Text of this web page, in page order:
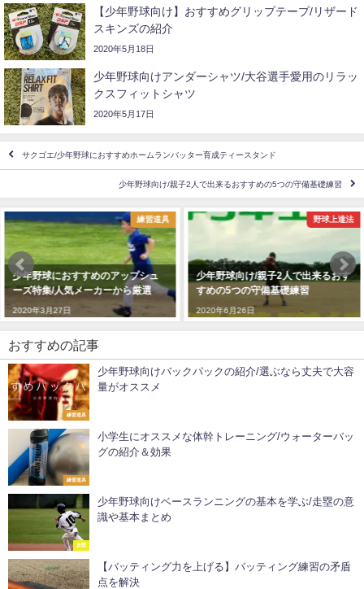
【少年野球向け】おすすめグリップテープ/リザード
スキンズの紹介
2020年5月18日
少年野球向けアンダーシャツ/大谷選手愛用のリラッ
クスフィットシャツ
2020年5月17日
サクゴエ/少年野球におすすめホームランバッター育成ティースタンド
少年野球向け/親子2人で出来るおすすめの5つの守備基礎練習
練習道具
少年野球におすすめのアップシュ
ーズ特集/人気メーカーから厳選
2020年3月27日
野球上達法
少年野球向け/親子2人で出来るおす
すめの5つの守備基礎練習
2020年6月26日
おすすめの記事
練習道具
少年野球向けバックパックの紹介/選ぶなら丈夫で大容
量がオススメ
練習道具
小学生にオススメな体幹トレーニング/ウォーターバッ
グの紹介＆効果
走塁
少年野球向けベースランニングの基本を学ぶ/走塁の意
識や基本まとめ
【バッティング力を上げる】バッティング練習の矛盾
点を解決